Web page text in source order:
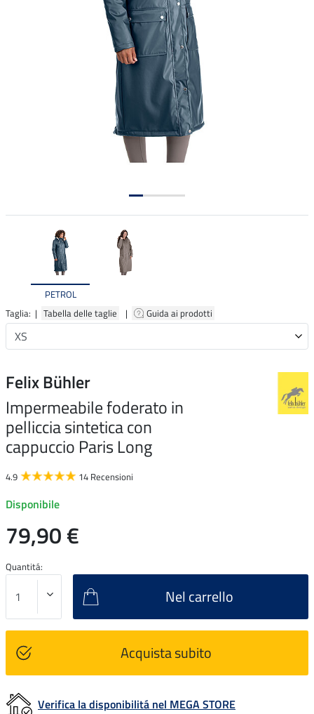
PETROL
Taglia: | Tabella delle taglie | Guida ai prodotti
Felix Bühler
Impermeabile foderato in
pelliccia sintetica con
cappuccio Paris Long
4.9 14 Recensioni
Disponibile
79,90 €
Quantitá:
Nel carrello
Acquista subito
Verifica la disponibilitá nel MEGA STORE